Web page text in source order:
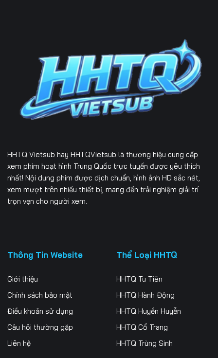
HHTQ Vietsub hay HHTQVietsub là thương hiệu cung cấp
xem phim hoạt hình Trung Quốc trực tuyến được yêu thích
nhất! Nội dung phim được dịch chuẩn, hình ảnh HD sắc nét,
xem mượt trên nhiều thiết bị, mang đến trải nghiệm giải trí
trọn vẹn cho người xem.
Thông Tin Website
Giới thiệu
Chính sách bảo mật
Điều khoản sử dụng
Câu hỏi thường gặp
Liên hệ
Thể Loại HHTQ
HHTQ Tu Tiên
HHTQ Hành Động
HHTQ Huyền Huyễn
HHTQ Cổ Trang
HHTQ Trùng Sinh